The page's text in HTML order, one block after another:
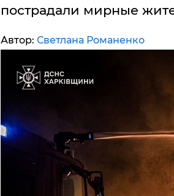
пострадали мирные
Автор: Светлана Романенко